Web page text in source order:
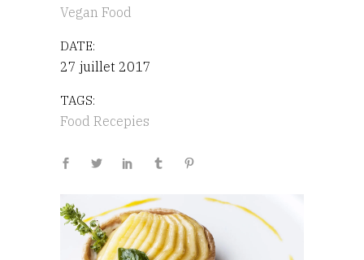
Vegan Food
DATE:
27 juillet 2017
TAGS:
Food Recepies